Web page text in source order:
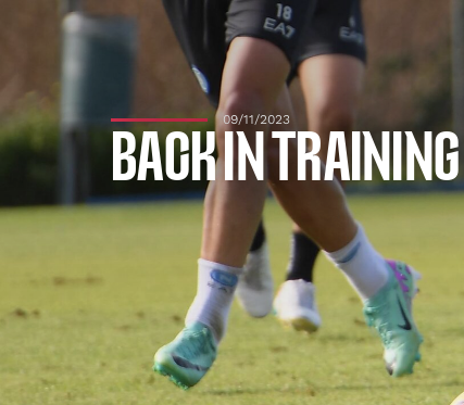
09/11/2023
BACK IN